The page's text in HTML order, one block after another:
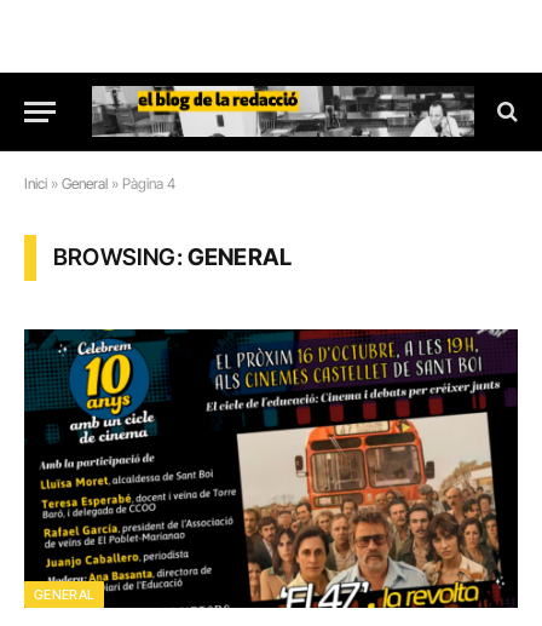
Inici » General » Pàgina 4
BROWSING:GENERAL
GENERAL